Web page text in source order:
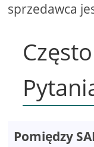
sprzedawca
Pomiędzy